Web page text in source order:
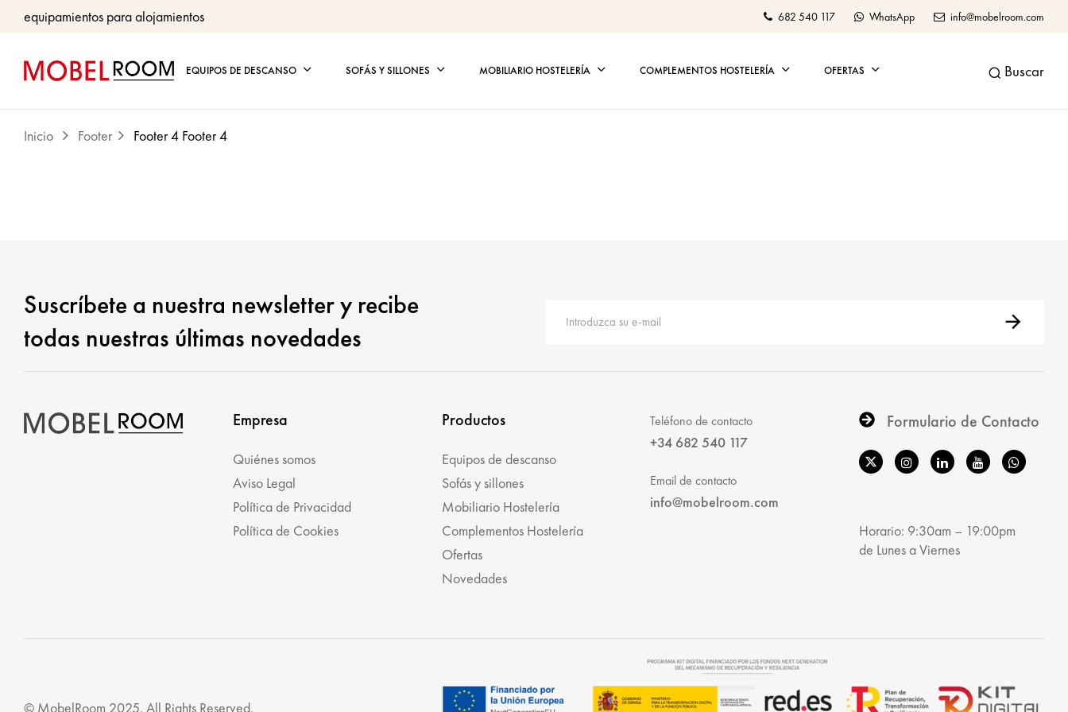
equipamientos para alojamientos 682 540 117 WhatsApp info@mobelroom.com
EQUIPOS DE DESCANSO SOFÁS Y SILLONES MOBILIARIO HOSTELERÍA COMPLEMENTOS HOSTELERÍA OFERTAS Buscar
Inicio Footer Footer 4 Footer 4
Suscríbete a nuestra newsletter y recibe
todas nuestras últimas novedades
Empresa
Quiénes somos
Aviso Legal
Política de Privacidad
Política de Cookies
Productos
Equipos de descanso
Sofás y sillones
Mobiliario Hostelería
Complementos Hostelería
Ofertas
Novedades
Teléfono de contacto
+34 682 540 117
Email de contacto
info@mobelroom.com
Formulario de Contacto
Horario: 9:30am – 19:00pm
de Lunes a Viernes
© MobelRoom 2025. All Rights Reserved.